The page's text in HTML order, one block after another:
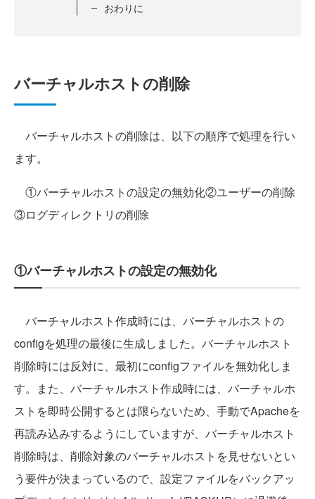
おわりに
バーチャルホストの削除
バーチャルホストの削除は、以下の順序で処理を行い
ます。
①バーチャルホストの設定の無効化②ユーザーの削除
③ログディレクトリの削除
①バーチャルホストの設定の無効化
バーチャルホスト作成時には、バーチャルホストの
configを処理の最後に生成しました。バーチャルホスト
削除時には反対に、最初にconfigファイルを無効化しま
す。また、バーチャルホスト作成時には、バーチャルホ
ストを即時公開するとは限らないため、手動でApacheを
再読み込みするようにしていますが、バーチャルホスト
削除時は、削除対象のバーチャルホストを見せないとい
う要件が決まっているので、設定ファイルをバックアッ